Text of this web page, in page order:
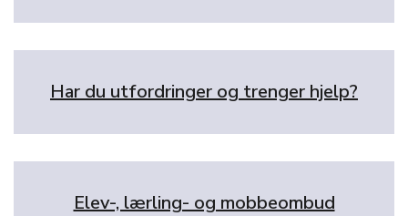
Har du utfordringer og trenger hjelp?
Elev-, lærling- og mobbeombud